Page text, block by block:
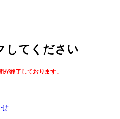
してください
終了しております。